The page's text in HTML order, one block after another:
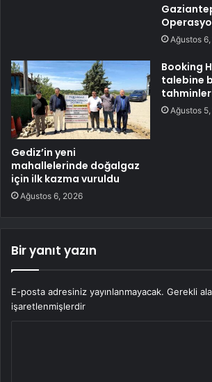
Ağustos
Gediz’in yeni
mahallelerinde doğalgaz
için ilk kazma vuruldu
Ağustos 6, 2026
Booking
talebine
Ağustos
Bir yanıt yazın
E-posta adresiniz yayınlanmayacak. Gerekli
işaretlenmişlerdir